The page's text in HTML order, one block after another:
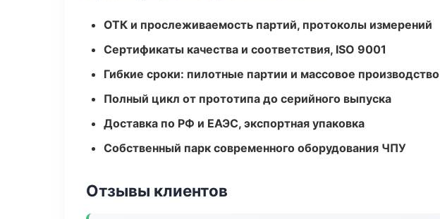
ОТК и прослеживаемость партий, протоколы измерений
Сертификаты качества и соответствия, ISO 9001
Гибкие сроки: пилотные партии и массовое производство
Полный цикл от прототипа до серийного выпуска
Доставка по РФ и ЕАЭС, экспортная упаковка
Собственный парк современного оборудования ЧПУ
Отзывы клиентов